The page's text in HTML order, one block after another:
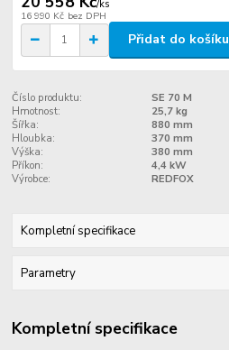
/ks
16 990 Kč bez DPH
Přidat do košíku
Číslo produktu:
SE 70 M
Hmotnost:
25,7 kg
Šířka:
880 mm
Hloubka:
370 mm
Výška:
380 mm
Příkon:
4,4 kW
Výrobce:
REDFOX
Kompletní specifikace
Parametry
Kompletní specifikace